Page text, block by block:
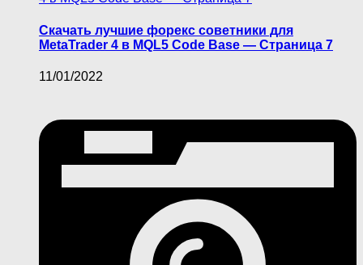
Скачать лучшие форекс советники для
MetaTrader 4 в MQL5 Code Base — Страница 7
11/01/2022